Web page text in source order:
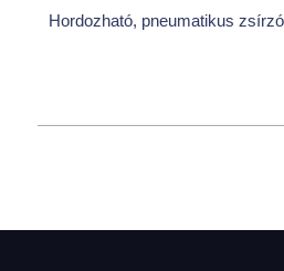
Hordozható, pneumatikus